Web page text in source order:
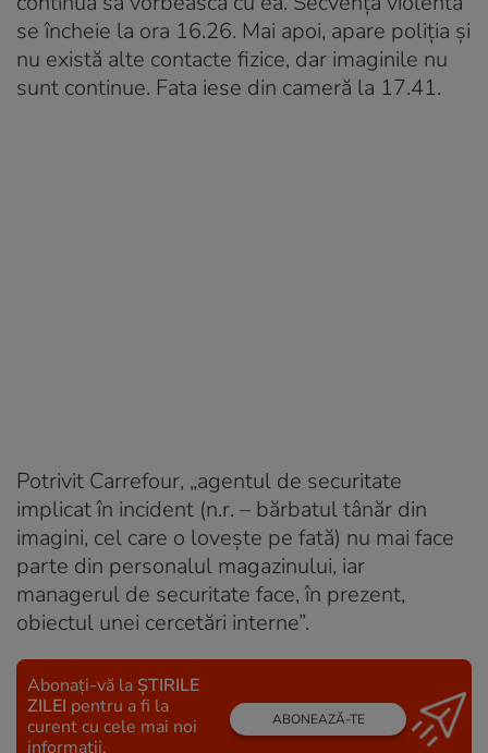
se încheie la ora 16.26. Mai apoi, apare poliția și
nu există alte contacte fizice, dar imaginile nu
sunt continue. Fata iese din cameră la 17.41.
Potrivit Carrefour, „agentul de securitate
implicat în incident (n.r. – bărbatul tânăr din
imagini, cel care o lovește pe fată) nu mai face
parte din personalul magazinului, iar
managerul de securitate face, în prezent,
obiectul unei cercetări interne”.
Abonați-vă la ȘTIRILE
ZILEI pentru a fi la
curent cu cele mai noi
informații.
ABONEAZĂ-TE